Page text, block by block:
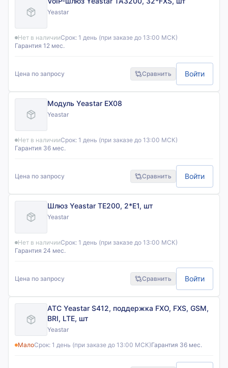
Yeastar
Нет в наличииСрок: 1 день (при заказе до 13:00 МСК)
Гарантия 12 мес.
Цена по запросу Сравнить Войти
Модуль Yeastar EX08
Yeastar
Нет в наличииСрок: 1 день (при заказе до 13:00 МСК)
Гарантия 36 мес.
Цена по запросу Сравнить Войти
Шлюз Yeastar TE200, 2*E1, шт
Yeastar
Нет в наличииСрок: 1 день (при заказе до 13:00 МСК)
Гарантия 24 мес.
Цена по запросу Сравнить Войти
АТС Yeastar S412, поддержка FXO, FXS, GSM,
BRI, LTE, шт
Yeastar
МалоСрок: 1 день (при заказе до 13:00 МСК)Гарантия 36 мес.